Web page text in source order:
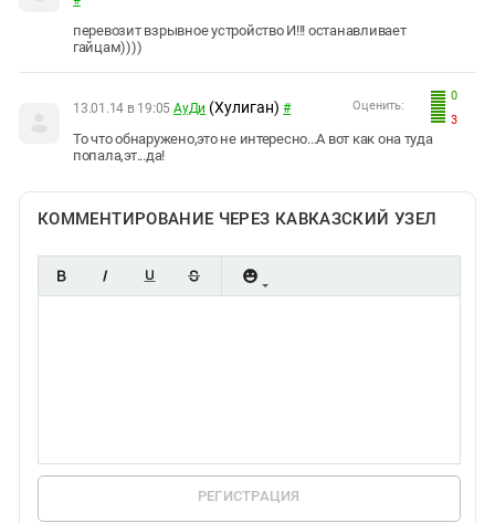
перевозит взрывное устройство И!!! останавливает
гайцам))))
0
3
Оценить:
13.01.14 в 19:05 АуДи (Хулиган) #
То что обнаружено,это не интересно...А вот как она туда
попала,эт...да!
КОММЕНТИРОВАНИЕ ЧЕРЕЗ КАВКАЗСКИЙ УЗЕЛ
РЕГИСТРАЦИЯ